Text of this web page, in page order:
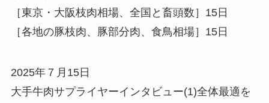
［東京・大阪枝肉相場、全国と畜頭数］15日
［各地の豚枝肉、豚部分肉、食鳥相場］15日
2025年７月15日
大手牛肉サプライヤーインタビュー(1)全体最適を